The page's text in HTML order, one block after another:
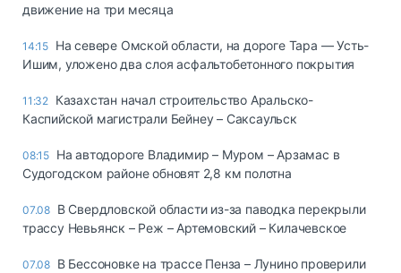
движение на три месяца
14:15 На севере Омской области, на дороге Тара — Усть-
Ишим, уложено два слоя асфальтобетонного покрытия
11:32 Казахстан начал строительство Аральско-
Каспийской магистрали Бейнеу – Саксаульск
08:15 На автодороге Владимир – Муром – Арзамас в
Судогодском районе обновят 2,8 км полотна
07.08 В Свердловской области из-за паводка перекрыли
трассу Невьянск – Реж – Артемовский – Килачевское
07.08 В Бессоновке на трассе Пенза – Лунино проверили